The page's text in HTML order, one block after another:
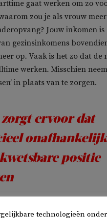
gaat werken om zo
zou je als vrouw
Jouw inkomen is
gezinsinkomens
op. Vaak is het zo dat de
werken. Misschien
in plaats van te zorgen.
ervoor dat
onafhankelijk
positie
bent van de staat, met
technologieën onder